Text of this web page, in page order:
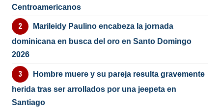
Centroamericanos
Marileidy Paulino encabeza la jornada
dominicana en busca del oro en Santo Domingo
2026
Hombre muere y su pareja resulta gravemente
herida tras ser arrollados por una jeepeta en
Santiago